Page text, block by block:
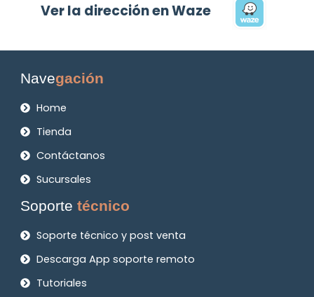
Ver la dirección en Waze
Navegación
Home
Tienda
Contáctanos
Sucursales
Soportetécnico
Soporte técnico y post venta
Descarga App soporte remoto
Tutoriales